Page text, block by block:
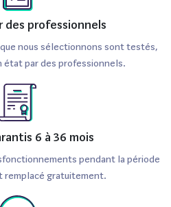
des professionnels
nous sélectionnons sont testés,
état par des professionnels.
6 à 36 mois
pendant la période
remplacé gratuitement.